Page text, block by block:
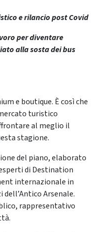
e rilancio post Covid
per diventare
alla sosta dei bus
e boutique. È così che
turistico
al meglio il
stagione.
del piano, elaborato
di Destination
internazionale in
Arsenale.
rappresentativo